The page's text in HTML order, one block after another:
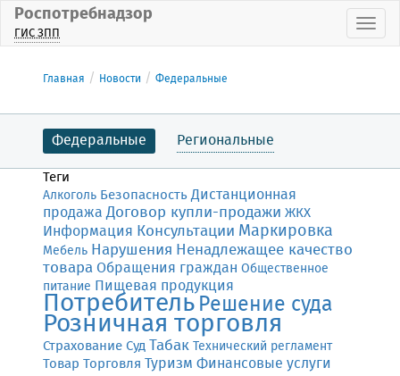
Роспотребнадзор
ГИС ЗПП
Главная Новости Федеральные
Федеральные Региональные
Теги
Алкоголь БезопасностьДистанционная
продажа Договор купли-продажи ЖКХ
Информация Консультации Маркировка
Мебель Нарушения Ненадлежащее качество
товара Обращения граждан Общественное
питание Пищевая продукция
ПотребительРешение суда
Розничная торговля
СтрахованиеСудТабакТехнический регламент
Товар Торговля Туризм Финансовые услуги